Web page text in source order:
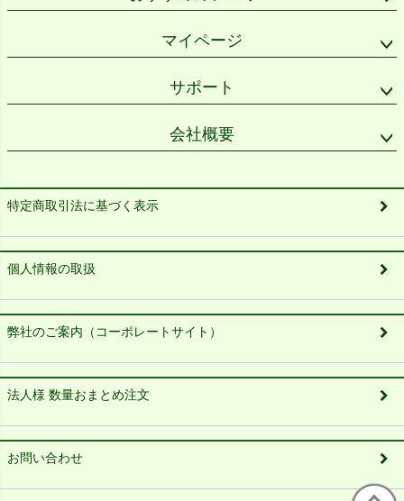
マイページ
サポート
会社概要
特定商取引法に基づく表示
個人情報の取扱
弊社のご案内（コーポレートサイト）
法人様 数量おまとめ注文
お問い合わせ